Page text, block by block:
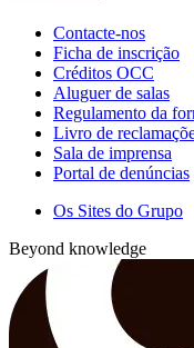
Contacte-nos
Ficha de inscrição
Créditos OCC
Aluguer de salas
Regulamento da
Livro de
Sala de imprensa
Portal de denúncias
Os Sites do Grupo
Beyond knowledge